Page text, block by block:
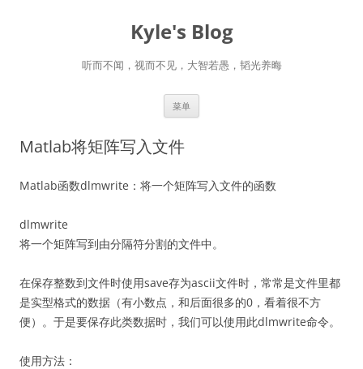
Kyle's Blog
听而不闻，视而不见，大智若愚，韬光养晦
菜单
Matlab将矩阵写入文件
Matlab函数dlmwrite：将一个矩阵写入文件的函数
dlmwrite
将一个矩阵写到由分隔符分割的文件中。
在保存整数到文件时使用save存为ascii文件时，常常是文件里都
是实型格式的数据 （有小数点，和后面很多的0，看着很不方
便）。于是要保存此类数据时，我们可以使用此dlmwrite命令。
使用方法：